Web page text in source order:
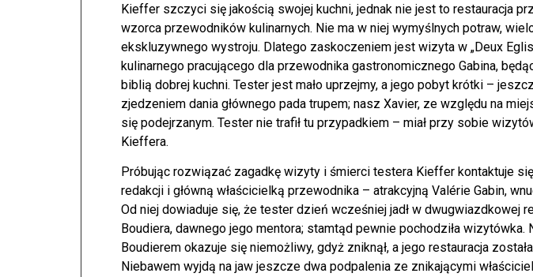
Kieffer szczyci się jakością swojej kuchni, jednak nie jest to restauracja
wzorca przewodników kulinarnych. Nie ma w niej wymyślnych potraw,
ekskluzywnego wystroju. Dlatego zaskoczeniem jest wizyta w „Deux
kulinarnego pracującego dla przewodnika gastronomicznego Gabina,
biblią dobrej kuchni. Tester jest mało uprzejmy, a jego pobyt krótki –
zjedzeniem dania głównego pada trupem; nasz Xavier, ze względu na
się podejrzanym. Tester nie trafił tu przypadkiem – miał przy sobie
Kieffera.
Próbując rozwiązać zagadkę wizyty i śmierci testera Kieffer kontaktuje
redakcji i główną właścicielką przewodnika – atrakcyjną Valérie Gabin,
Od niej dowiaduje się, że tester dzień wcześniej jadł w dwugwiazdkowej
Boudiera, dawnego jego mentora; stamtąd pewnie pochodziła wizytówka.
Boudierem okazuje się niemożliwy, gdyż zniknął, a jego restauracja
Niebawem wyjdą na jaw jeszcze dwa podpalenia ze znikającymi